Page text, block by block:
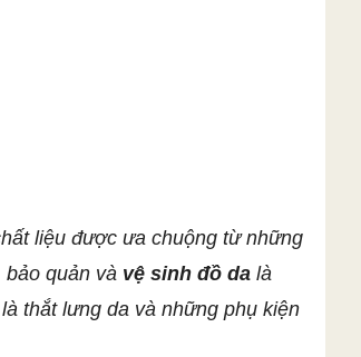
liệu được ưa chuộng từ những
quản và vệ sinh đồ da là
thắt lưng da và những phụ kiện